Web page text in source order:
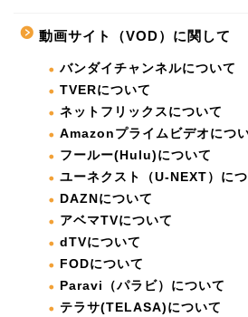
動画サイト（VOD）に関して
バンダイチャンネルについて
TVERについて
ネットフリックスについて
Amazonプライムビデオにつ
フールー(Hulu)について
ユーネクスト（U-NEXT）に
DAZNについて
アベマTVについて
dTVについて
FODについて
Paravi（パラビ）について
テラサ(TELASA)について